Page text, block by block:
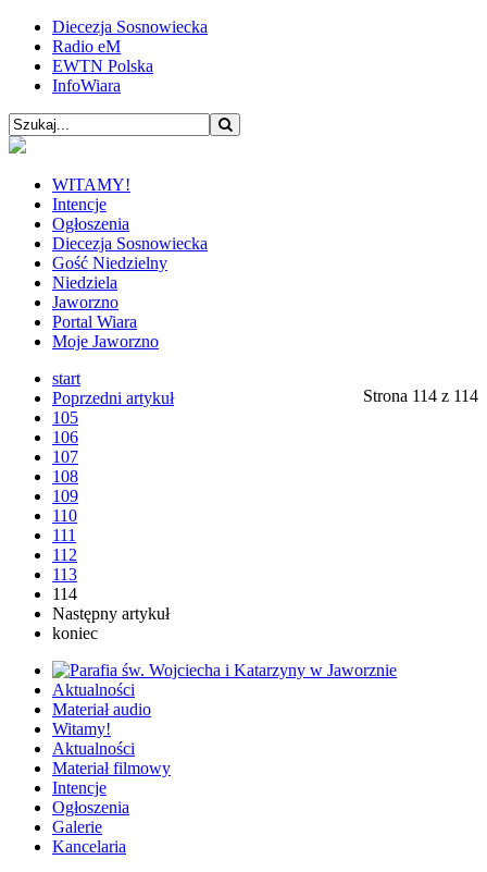
Diecezja Sosnowiecka
Radio eM
EWTN Polska
InfoWiara
WITAMY!
Intencje
Ogłoszenia
Diecezja Sosnowiecka
Gość Niedzielny
Niedziela
Jaworzno
Portal Wiara
Moje Jaworzno
Strona 114 z 114
start
Poprzedni artykuł
105
106
107
108
109
110
111
112
113
114
Następny artykuł
koniec
Aktualności
Materiał audio
Witamy!
Aktualności
Materiał filmowy
Intencje
Ogłoszenia
Galerie
Kancelaria